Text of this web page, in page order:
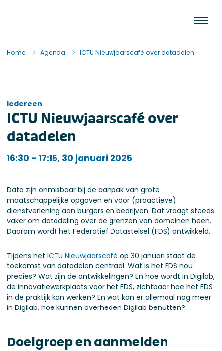
Home Agenda ICTU Nieuwjaarscafé over datadelen
Iedereen
ICTU Nieuwjaarscafé over
datadelen
Iedereen
16:30 - 17:15, 30 januari 2025
Data zijn onmisbaar bij de aanpak van grote
maatschappelijke opgaven en voor (proactieve)
dienstverlening aan burgers en bedrijven. Dat vraagt steeds
vaker om datadeling over de grenzen van domeinen heen.
Daarom wordt het Federatief Datastelsel (FDS) ontwikkeld.
Tijdens het ICTU Nieuwjaarscafé op 30 januari staat de
toekomst van datadelen centraal. Wat is het FDS nou
precies? Wat zijn de ontwikkelingen? En hoe wordt in Digilab,
de innovatiewerkplaats voor het FDS, zichtbaar hoe het FDS
in de praktijk kan werken? En wat kan er allemaal nog meer
in Digilab, hoe kunnen overheden Digilab benutten?
Doelgroep en aanmelden